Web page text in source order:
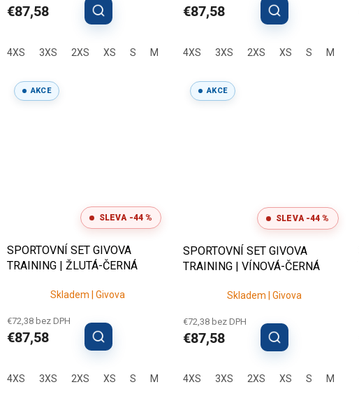
€87,58
4XS 3XS 2XS XS S M XL 2XL 3XL
€87,58
4XS 3XS 2XS XS S M
AKCE
SLEVA -44 %
SPORTOVNÍ SET GIVOVA
TRAINING | ŽLUTÁ-ČERNÁ
Skladem | Givova
€72,38 bez DPH
€87,58
4XS 3XS 2XS XS S M XL 2XL 3XL
AKCE
SLEVA -44 %
SPORTOVNÍ SET GIVOVA
TRAINING | VÍNOVÁ-ČERNÁ
Skladem | Givova
€72,38 bez DPH
€87,58
4XS 3XS 2XS XS S M